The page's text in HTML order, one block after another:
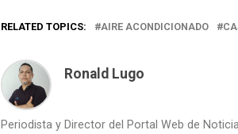
RELATED TOPICS: AIRE ACONDICIONADO
Ronald Lugo
Periodista y Director del Portal Web de